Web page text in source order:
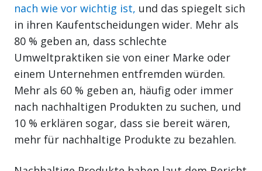
nach wie vor wichtig ist, und das spiegelt sich
in ihren Kaufentscheidungen wider. Mehr als
80 % geben an, dass schlechte
Umweltpraktiken sie von einer Marke oder
einem Unternehmen entfremden würden.
Mehr als 60 % geben an, häufig oder immer
nach nachhaltigen Produkten zu suchen, und
10 % erklären sogar, dass sie bereit wären,
mehr für nachhaltige Produkte zu bezahlen.